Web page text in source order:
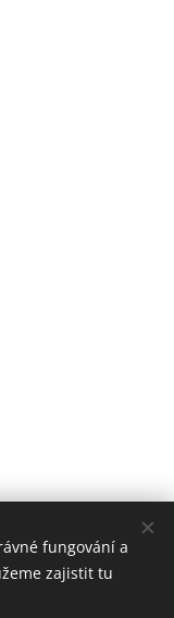
fungování a
zajistit tu